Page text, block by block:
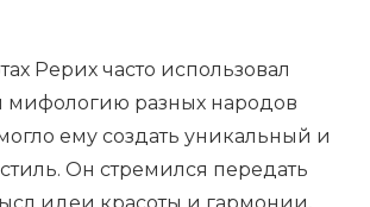
Рерих часто использовал
мифологию разных народов
ему создать уникальный и
Он стремился передать